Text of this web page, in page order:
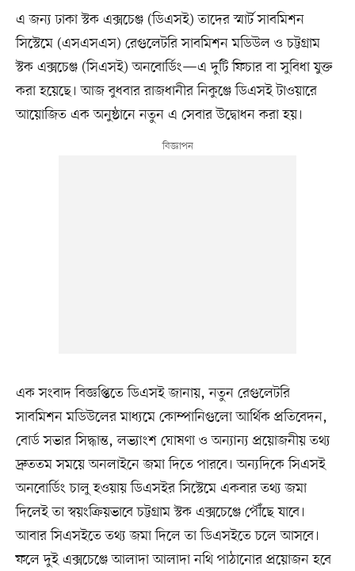
এ জন্য ঢাকা স্টক এক্সচেঞ্জ (ডিএসই) তাদের স্মার্ট সাবমিশন
সিস্টেমে (এসএসএস) রেগুলেটরি সাবমিশন মডিউল ও চট্টগ্রাম
স্টক এক্সচেঞ্জ (সিএসই) অনবোর্ডিং—এ দুটি ফিচার বা সুবিধা যুক্ত
করা হয়েছে। আজ বুধবার রাজধানীর নিকুঞ্জে ডিএসই টাওয়ারে
আয়োজিত এক অনুষ্ঠানে নতুন এ সেবার উদ্বোধন করা হয়।
এক সংবাদ বিজ্ঞপ্তিতে ডিএসই জানায়, নতুন রেগুলেটরি
সাবমিশন মডিউলের মাধ্যমে কোম্পানিগুলো আর্থিক প্রতিবেদন,
বোর্ড সভার সিদ্ধান্ত, লভ্যাংশ ঘোষণা ও অন্যান্য প্রয়োজনীয় তথ্য
দ্রুততম সময়ে অনলাইনে জমা দিতে পারবে। অন্যদিকে সিএসই
অনবোর্ডিং চালু হওয়ায় ডিএসইর সিস্টেমে একবার তথ্য জমা
দিলেই তা স্বয়ংক্রিয়ভাবে চট্টগ্রাম স্টক এক্সচেঞ্জে পৌঁছে যাবে।
আবার সিএসইতে তথ্য জমা দিলে তা ডিএসইতে চলে আসবে।
ফলে দুই এক্সচেঞ্জে আলাদা আলাদা নথি পাঠানোর প্রয়োজন হবে